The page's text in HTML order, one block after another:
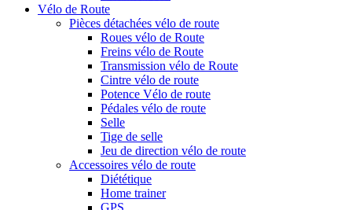
Vélo de Route
Pièces détachées vélo de route
Roues vélo de Route
Freins vélo de Route
Transmission vélo de Route
Cintre vélo de route
Potence Vélo de route
Pédales vélo de route
Selle
Tige de selle
Jeu de direction vélo de route
Accessoires vélo de route
Diététique
Home trainer
GPS